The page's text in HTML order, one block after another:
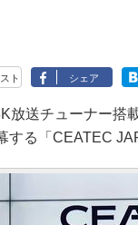
ト シェア
放送チューナー搭
する「CEATEC